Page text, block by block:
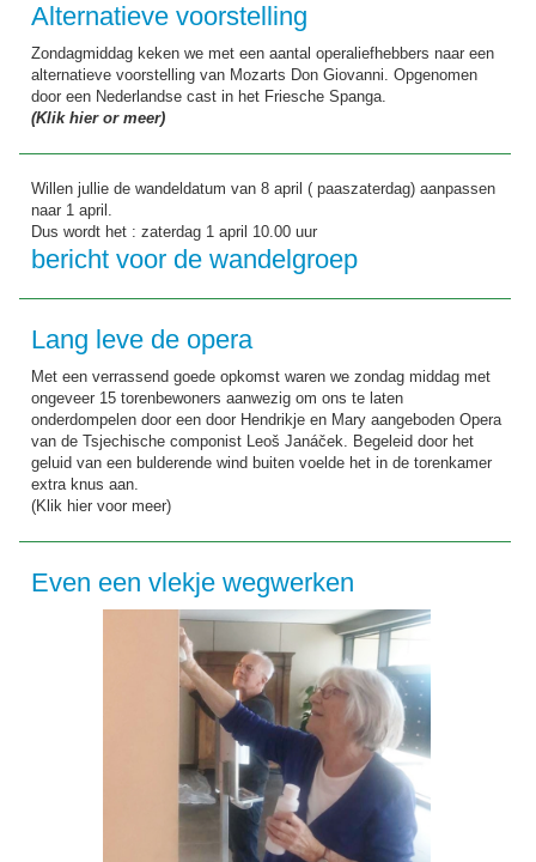
Alternatieve voorstelling
Zondagmiddag keken we met een aantal operaliefhebbers naar een
alternatieve voorstelling van Mozarts Don Giovanni. Opgenomen
door een Nederlandse cast in het Friesche Spanga.
(Klik hier or meer)
Willen jullie de wandeldatum van 8 april ( paaszaterdag) aanpassen
naar 1 april.
Dus wordt het : zaterdag 1 april 10.00 uur
bericht voor de wandelgroep
Lang leve de opera
Met een verrassend goede opkomst waren we zondag middag met
ongeveer 15 torenbewoners aanwezig om ons te laten
onderdompelen door een door Hendrikje en Mary aangeboden Opera
van de Tsjechische componist Leoš Janáček. Begeleid door het
geluid van een bulderende wind buiten voelde het in de torenkamer
extra knus aan.
(Klik hier voor meer)
Even een vlekje wegwerken